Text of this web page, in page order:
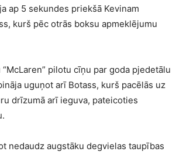
ap 5 sekundes priekšā Kevinam
kurš pēc otrās boksu apmeklējumu
pilotu cīņu par goda pjedetālu
uguņot arī Botass, kurš pacēlās uz
drīzumā arī ieguva, pateicoties
nedaudz augstāku degvielas taupības